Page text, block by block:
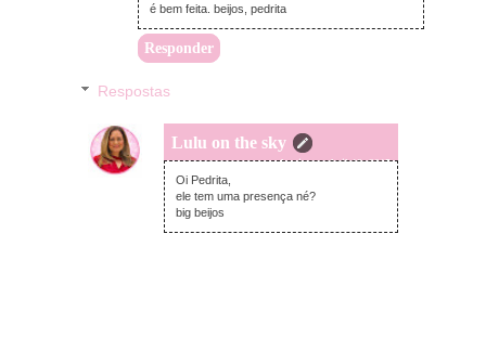
é bem feita. beijos, pedrita
Responder
Respostas
Lulu on the sky
domingo, abril 19, 2015
Oi Pedrita,
ele tem uma presença né?
big beijos